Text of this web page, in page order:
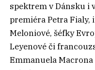
spektrem v Dánsku i
premiéra Petra
Meloniové, šéfky
Leyenové či
Emmanuela